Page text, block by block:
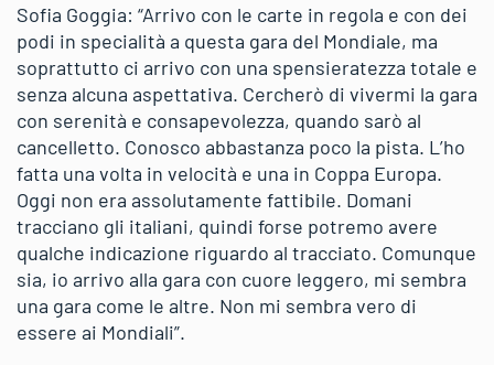
Sofia Goggia: “Arrivo con le carte in regola e con dei
podi in specialità a questa gara del Mondiale, ma
soprattutto ci arrivo con una spensieratezza totale e
senza alcuna aspettativa. Cercherò di vivermi la gara
con serenità e consapevolezza, quando sarò al
cancelletto. Conosco abbastanza poco la pista. L’ho
fatta una volta in velocità e una in Coppa Europa.
Oggi non era assolutamente fattibile. Domani
tracciano gli italiani, quindi forse potremo avere
qualche indicazione riguardo al tracciato. Comunque
sia, io arrivo alla gara con cuore leggero, mi sembra
una gara come le altre. Non mi sembra vero di
essere ai Mondiali”.